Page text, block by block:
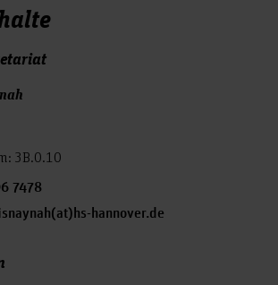
3B.0.10
7478
hannover.de